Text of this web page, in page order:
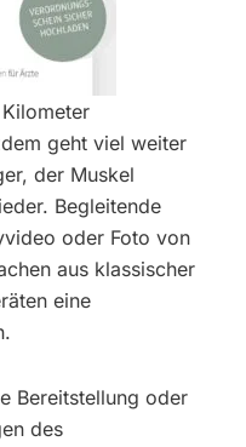
geht viel weiter
der Muskel
Begleitende
oder Foto von
aus klassischer
eine
Bereitstellung oder
des